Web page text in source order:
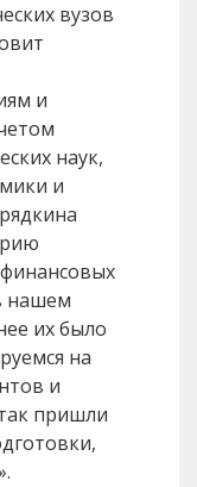
вузов
и
наук,
и
нашем
их было
на
и
пришли